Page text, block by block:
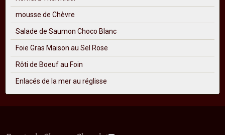
mousse de Chèvre
Salade de Saumon Choco Blanc
Foie Gras Maison au Sel Rose
Rôti de Boeuf au Foin
Enlacés de la mer au réglisse